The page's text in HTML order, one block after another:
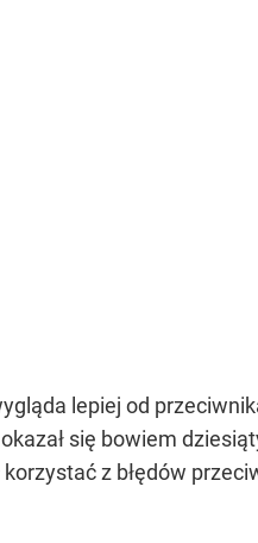
lepiej od
się bowiem
z błędów